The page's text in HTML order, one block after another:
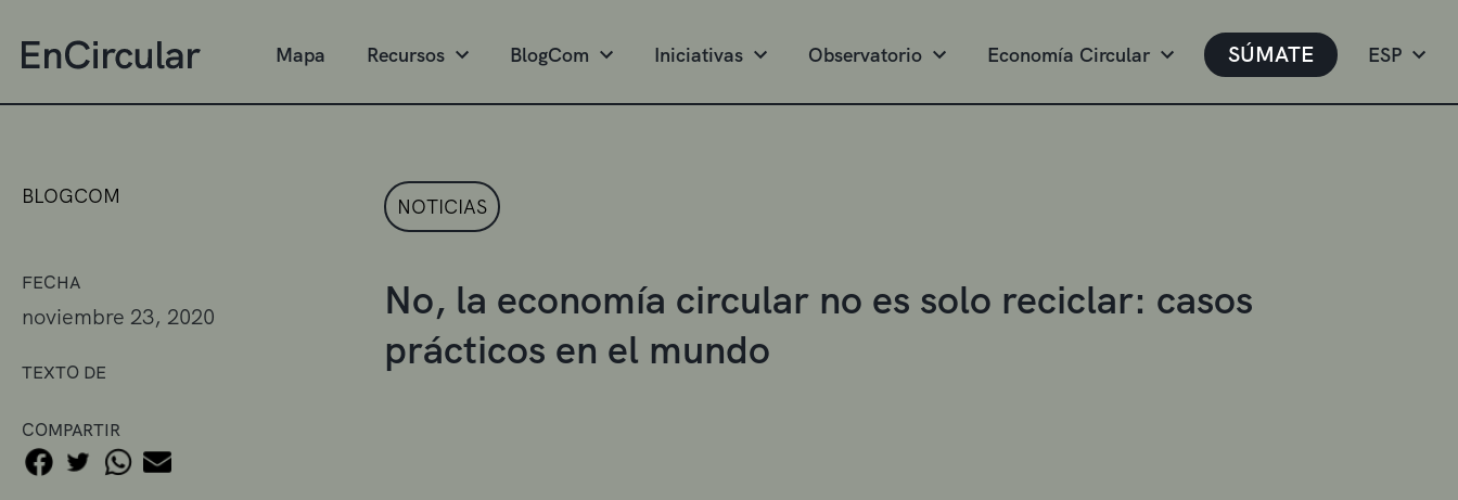
Mapa Recursos BlogCom Iniciativas Observatorio Economía Circular SÚMATE ESP
BLOGCOM
FECHA
noviembre 23, 2020
TEXTO DE
COMPARTIR
NOTICIAS
No, la economía circular no es solo reciclar: casos
prácticos en el mundo